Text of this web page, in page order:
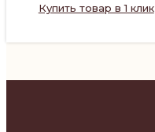
Купить товар в 1 клик